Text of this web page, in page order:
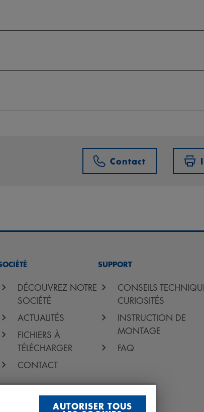
Contact
DÉCOUVREZ NOTRE
SOCIÉTÉ
ACTUALITÉS
FICHIERS À
TÉLÉCHARGER
CONTACT
SUPPORT
CONSEILS
CURIOSITÉS
INSTRUCTION DE
MONTAGE
FAQ
AUTORISER TOUS